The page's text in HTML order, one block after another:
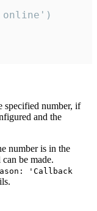
specified number, if
and the
number is in the
be made.
'Callback